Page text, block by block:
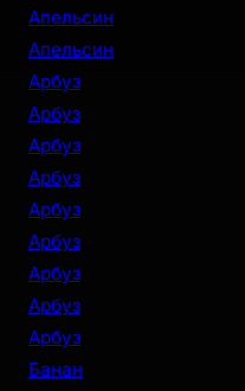
Апельсин
Апельсин
Арбуз
Арбуз
Арбуз
Арбуз
Арбуз
Арбуз
Арбуз
Арбуз
Арбуз
Банан